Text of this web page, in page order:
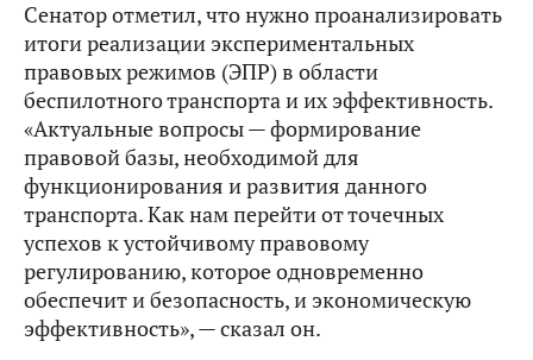
Сенатор отметил, что нужно проанализировать
итоги реализации экспериментальных
правовых режимов (ЭПР) в области
беспилотного транспорта и их эффективность.
«Актуальные вопросы — формирование
правовой базы, необходимой для
функционирования и развития данного
транспорта. Как нам перейти от точечных
успехов к устойчивому правовому
регулированию, которое одновременно
обеспечит и безопасность, и экономическую
эффективность», — сказал он.